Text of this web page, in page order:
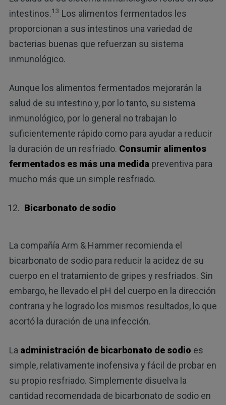
intestinos.13 Los alimentos fermentados les
proporcionan a sus intestinos una variedad de
bacterias buenas que refuerzan su sistema
inmunológico.
Aunque los alimentos fermentados mejorarán la
salud de su intestino y, por lo tanto, su sistema
inmunológico, por lo general no trabajan lo
suficientemente rápido como para ayudar a reducir
la duración de un resfriado. Consumir alimentos
fermentados es más una medida preventiva para
mucho más que un simple resfriado.
Bicarbonato de sodio
La compañía Arm & Hammer recomienda el
bicarbonato de sodio para reducir la acidez de su
cuerpo en el tratamiento de gripes y resfriados. Sin
embargo, he llevado el pH del cuerpo en la dirección
contraria y he logrado los mismos resultados, lo que
acortó la duración de una infección.
La administración de bicarbonato de sodio es
simple, relativamente inofensiva y fácil de probar en
su propio resfriado. Simplemente disuelva la
cantidad recomendada de bicarbonato de sodio en